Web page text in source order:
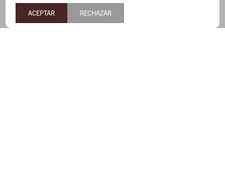
ACEPTAR RECHAZAR
9:30 a 13:00 y de 14:00 a 17:45.